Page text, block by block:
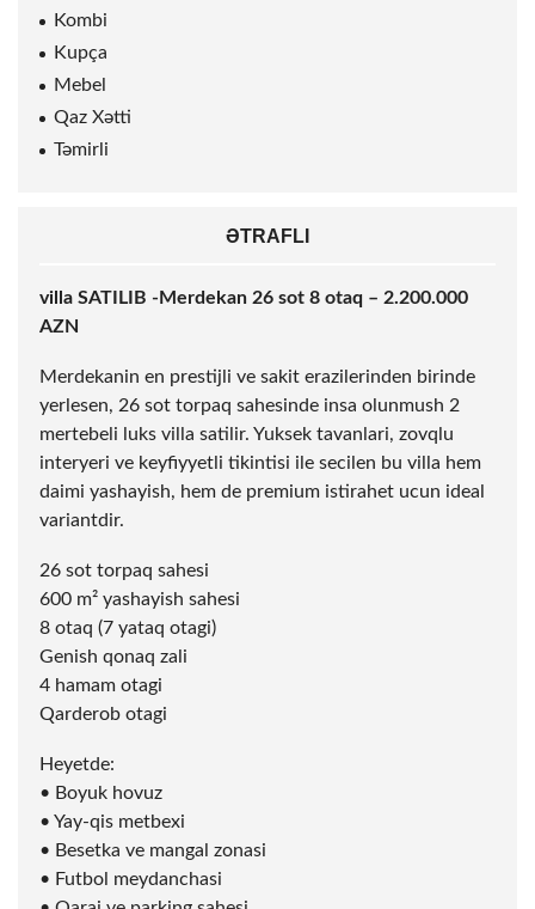
Kombi
Kupça
Mebel
Qaz Xətti
Təmirli
ƏTRAFLI
villa SATILIB -Merdekan 26 sot 8 otaq – 2.200.000
AZN
Merdekanin en prestijli ve sakit erazilerinden birinde
yerlesen, 26 sot torpaq sahesinde insa olunmush 2
mertebeli luks villa satilir. Yuksek tavanlari, zovqlu
interyeri ve keyfiyyetli tikintisi ile secilen bu villa hem
daimi yashayish, hem de premium istirahet ucun ideal
variantdir.
26 sot torpaq sahesi
600 m² yashayish sahesi
8 otaq (7 yataq otagi)
Genish qonaq zali
4 hamam otagi
Qarderob otagi
Heyetde:
• Boyuk hovuz
• Yay-qis metbexi
• Besetka ve mangal zonasi
• Futbol meydanchasi